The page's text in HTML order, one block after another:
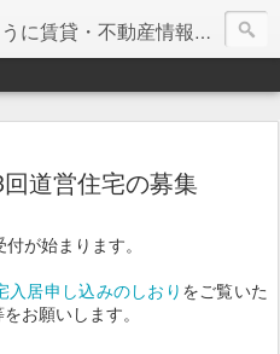
・不動産情報をお届けしております。
道営住宅の募集
が始まります。
入居申し込みのしおり をご覧いた
お願いします。